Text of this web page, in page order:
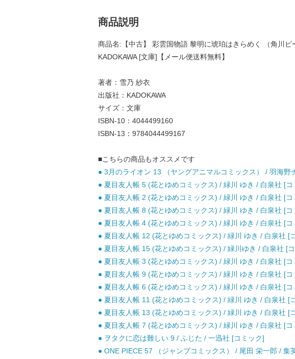
商品説明
商品名:【中古】 彩雲国物語 黎明に琥珀はきらめく （角川
KADOKAWA [文庫]【メール便送料無料】
著者：雪乃 紗衣
出版社：KADOKAWA
サイズ：文庫
ISBN-10：4044499160
ISBN-13：9784044499167
■こちらの商品もオススメです
● 3月のライオン 13 （ヤングアニマルコミックス） / 羽海野
● 夏目友人帳 5 (花とゆめコミックス) / 緑川 ゆき / 白泉社 [コ
● 夏目友人帳 2 (花とゆめコミックス) / 緑川 ゆき / 白泉社 [コ
● 夏目友人帳 8 (花とゆめコミックス) / 緑川 ゆき / 白泉社 [コ
● 夏目友人帳 4 (花とゆめコミックス) / 緑川 ゆき / 白泉社 [コ
● 夏目友人帳 12 (花とゆめコミックス) / 緑川 ゆき / 白泉社 [
● 夏目友人帳 15 (花とゆめコミックス) / 緑川ゆき / 白泉社 [
● 夏目友人帳 3 (花とゆめコミックス) / 緑川 ゆき / 白泉社 [コ
● 夏目友人帳 9 (花とゆめコミックス) / 緑川 ゆき / 白泉社 [コ
● 夏目友人帳 6 (花とゆめコミックス) / 緑川 ゆき / 白泉社 [コ
● 夏目友人帳 11 (花とゆめコミックス) / 緑川 ゆき / 白泉社 [
● 夏目友人帳 13 (花とゆめコミックス) / 緑川 ゆき / 白泉社 [
● 夏目友人帳 7 (花とゆめコミックス) / 緑川 ゆき / 白泉社 [コ
● ヲタクに恋は難しい 9 / ふじた / 一迅社 [コミック]
● ONE PIECE 57 （ジャンプコミックス） / 尾田 栄一郎 / 集